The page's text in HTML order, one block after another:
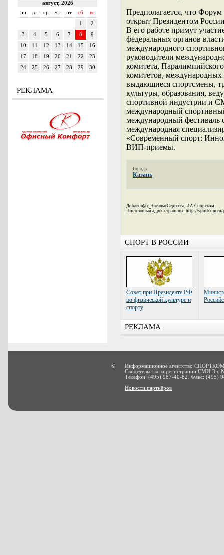
РЕКЛАМА
Предполагается, что Форум
открыт Президентом
В его работе примут
федеральных органов
международного
руководители
комитета,
комитетов,
выдающиеся спортсмены,
культуры, образования,
спортивной индустрии и
международный
международный фестиваль
международная
«Современный спорт:
ВИП-приемы.
Города:
Казань
Добавил(а): Наталья Сергеева, ИА Спортком
Постоянный адрес страницы: http://
СПОРТ В РОССИИ
Совет при Президенте РФ
по физической культуре и
спорту
РЕКЛАМА
©
Информационное агентство
Свидетельство о регистрации СМИ Эл.
Телефон: (495) 987-40-82. Факс: (495)
Новости партнёров